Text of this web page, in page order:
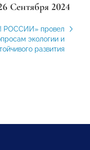
Сентября 2024
РОССИИ» провел
экологии и
развития